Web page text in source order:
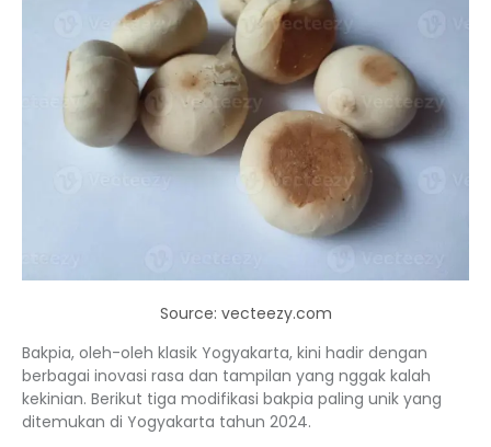
Source: vecteezy.com
Bakpia, oleh-oleh klasik Yogyakarta, kini hadir dengan
berbagai inovasi rasa dan tampilan yang nggak kalah
kekinian. Berikut tiga modifikasi bakpia paling unik yang
ditemukan di Yogyakarta tahun 2024.